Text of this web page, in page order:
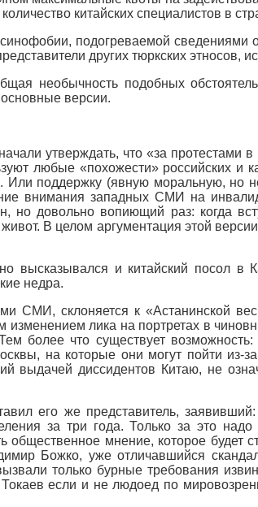
китайских специалистов в
подогреваемой сведениями
других тюркских
необычность подобных
версии.
утверждать, что «за протестами
любые «похожести» российских
Или поддержку (явную моральную,
внимания западных СМИ на
но довольно вопиющий раз: когда
В целом аргументация этой
высказывался и китайский посол в
недра.
СМИ, склоняется к «Астанинской
лика на портретах в
более что существует
на которые они могут пойти из-за
выдачей диссидентов Китаю, не
его же представитель,
за три года. Только за это
мнение, которое будет
Божко, уже отличавшийся
только бурные требования
если и не людоед по